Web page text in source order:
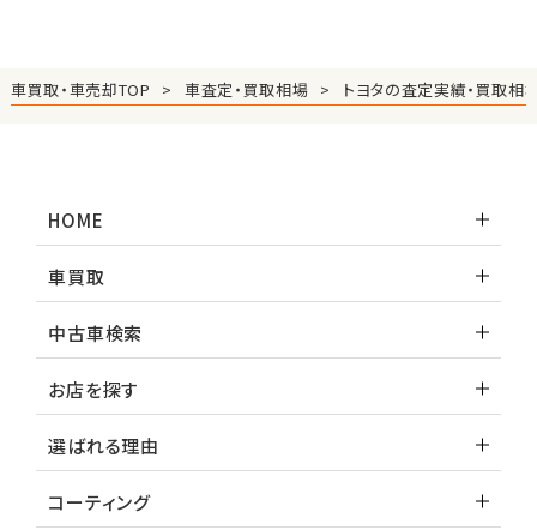
車買取・車売却TOP 車査定・買取相場 トヨタの査定実績・買取相
HOME
車買取
中古車検索
お店を探す
選ばれる理由
コーティング